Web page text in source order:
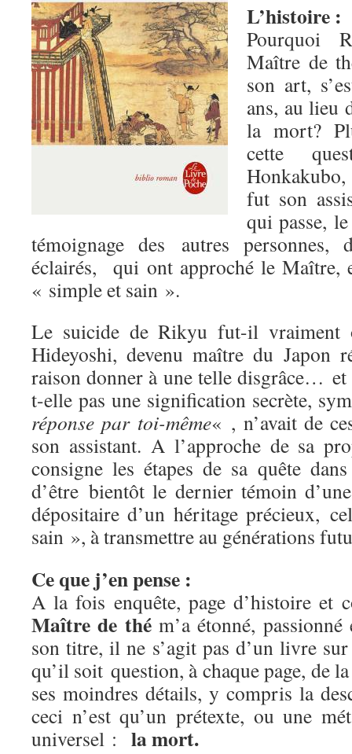
L’histoire :
Pourquoi
Maître de
son art,
ans, au lieu
la mort?
cette
fut son
qui passe,
témoignage des autres personnes,
éclairés, qui ont approché le Maître,
« simple et sain ».
Le suicide de Rikyu fut-il vraiment
Hideyoshi, devenu maître du Japon
raison donner à une telle disgrâce…
t-elle pas une signification secrète,
réponse par toi-même« , n’avait de
son assistant. A l’approche de sa
consigne les étapes de sa quête
d’être bientôt le dernier témoin
dépositaire d’un héritage précieux,
sain », à transmettre au générations
Ce que j’en pense :
A la fois enquête, page d’histoire et
Maître de thém’a étonné,
son titre, il ne s’agit pas d’un livre
qu’il soit question, à chaque page, de
ses moindres détails, y compris la
ceci n’est qu’un prétexte, ou une
universel : la mort.